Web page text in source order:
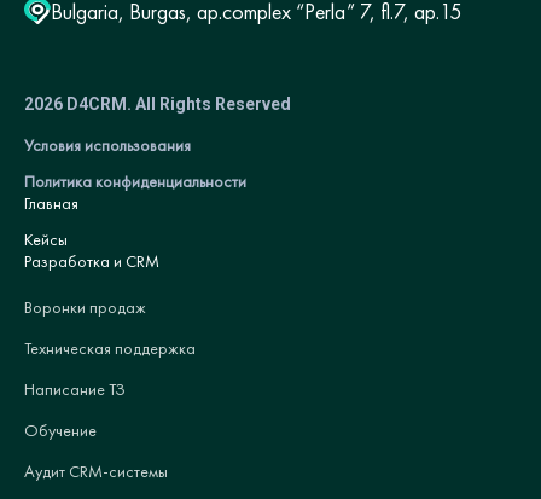
Bulgaria, Burgas, ap.complex “Perla” 7, fl.7, ap.15
2026 D4CRM. All Rights Reserved
Условия использования
Политика конфиденциальности
Главная
Кейсы
Разработка и CRM
Воронки продаж
Техническая поддержка
Написание ТЗ
Обучение
Аудит CRM-системы